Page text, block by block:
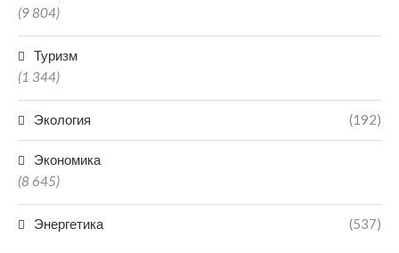
(9 804)
Туризм
(1 344)
Экология (192)
Экономика
(8 645)
Энергетика (537)